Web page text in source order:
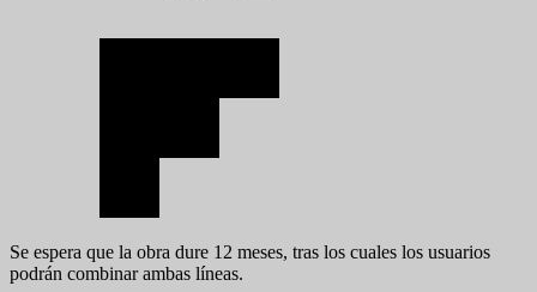
Se espera que la obra dure 12 meses, tras los cuales los usuarios
podrán combinar ambas líneas.